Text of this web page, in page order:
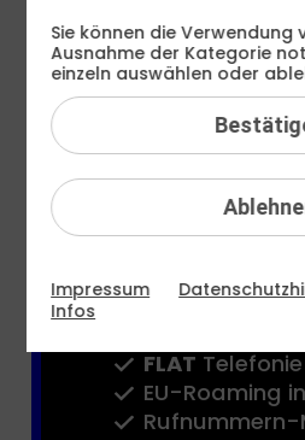
24
1 Monat
Jetzt
FLAT Internet
16 GBstatt8
FLAT
EU-Roaming
Sie können die Verwendung
Ausnahme der Kategorie
einzeln auswählen oder
Impressum
Infos